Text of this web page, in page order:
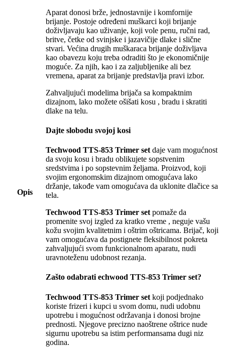
Opis
Aparat donosi brže, jednostavnije i komfornije
brijanje. Postoje određeni muškarci koji brijanje
doživljavaju kao uživanje, koji vole penu, ručni rad,
britve, četke od svinjske i jazavičije dlake i slične
stvari. Većina drugih muškaraca brijanje doživljava
kao obavezu koju treba odraditi što je ekonomičnije
moguće. Za njih, kao i za zaljubljenike ali bez
vremena, aparat za brijanje predstavlja pravi izbor.
Zahvaljujući modelima brijača sa kompaktnim
dizajnom, lako možete ošišati kosu , bradu i skratiti
dlake na telu.
Dajte slobodu svojoj kosi
Techwood TTS-853 Trimer set daje vam mogućnost
da svoju kosu i bradu oblikujete sopstvenim
sredstvima i po sopstevnim željama. Proizvod, koji
svojim ergonomskim dizajnom omogućava lako
držanje, takođe vam omogućava da uklonite dlačice sa
tela.
Techwood TTS-853 Trimer set pomaže da
promenite svoj izgled za kratko vreme , neguje vašu
kožu svojim kvalitetnim i oštrim oštricama. Brijač, koji
vam omogućava da postignete fleksibilnost pokreta
zahvaljujući svom funkcionalnom aparatu, nudi
uravnoteženu udobnost rezanja.
Zašto odabratiechwood TTS-853 Trimer set?
Techwood TTS-853 Trimer set koji podjednako
koriste frizeri i kupci u svom domu, nudi udobnu
upotrebu i mogućnost održavanja i donosi brojne
prednosti. Njegove precizno naoštrene oštrice nude
sigurnu upotrebu sa istim performansama dugi niz
godina.